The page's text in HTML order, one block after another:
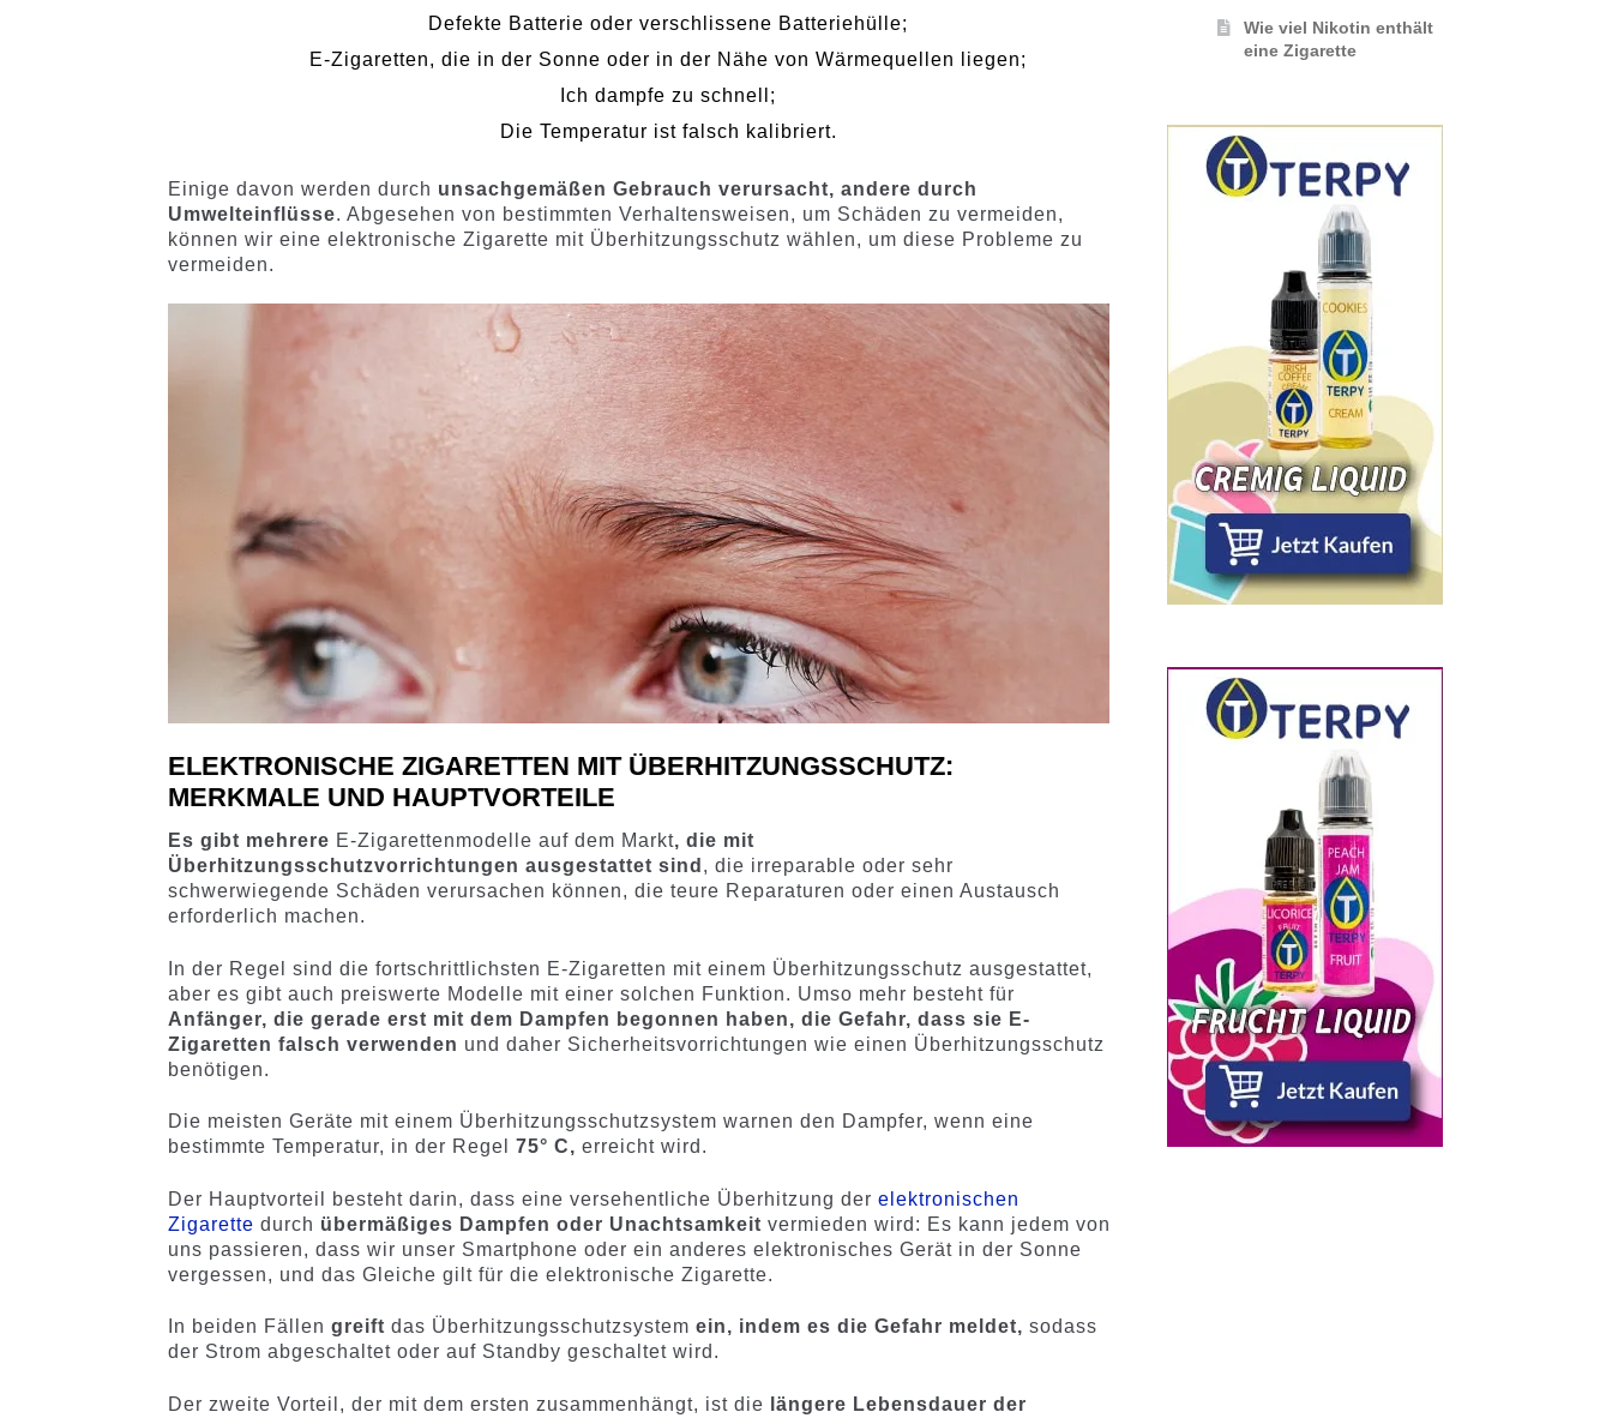
Defekte Batterie oder verschlissene Batteriehülle;
E-Zigaretten, die in der Sonne oder in der Nähe von Wärmequellen liegen;
Ich dampfe zu schnell;
Die Temperatur ist falsch kalibriert.
Einige davon werden durch unsachgemäßen Gebrauch verursacht, andere durch
Umwelteinflüsse. Abgesehen von bestimmten Verhaltensweisen, um Schäden zu vermeiden,
können wir eine elektronische Zigarette mit Überhitzungsschutz wählen, um diese Probleme zu
vermeiden.
ELEKTRONISCHE ZIGARETTEN MIT ÜBERHITZUNGSSCHUTZ:
MERKMALE UND HAUPTVORTEILE
Es gibt mehrere E-Zigarettenmodelle auf dem Markt, die mit
Überhitzungsschutzvorrichtungen ausgestattet sind , die irreparable oder sehr
schwerwiegende Schäden verursachen können, die teure Reparaturen oder einen Austausch
erforderlich machen.
In der Regel sind die fortschrittlichsten E-Zigaretten mit einem Überhitzungsschutz ausgestattet,
aber es gibt auch preiswerte Modelle mit einer solchen Funktion. Umso mehr besteht für
Anfänger, die gerade erst mit dem Dampfen begonnen haben, die Gefahr, dass sie E-
Zigaretten falsch verwenden und daher Sicherheitsvorrichtungen wie einen Überhitzungsschutz
benötigen.
Die meisten Geräte mit einem Überhitzungsschutzsystem warnen den Dampfer, wenn eine
bestimmte Temperatur, in der Regel75° C,erreicht wird.
Der Hauptvorteil besteht darin, dass eine versehentliche Überhitzung derelektronischen
Zigarette durch übermäßiges Dampfen oder Unachtsamkeitvermieden wird: Es kann jedem von
uns passieren, dass wir unser Smartphone oder ein anderes elektronisches Gerät in der Sonne
vergessen, und das Gleiche gilt für die elektronische Zigarette.
In beiden Fällengreiftdas Überhitzungsschutzsystemein, indem es die Gefahr meldet,sodass
der Strom abgeschaltet oder auf Standby geschaltet wird.
Der zweite Vorteil, der mit dem ersten zusammenhängt, ist die längere Lebensdauer der
Wie viel Nikotin enthält
eine Zigarette